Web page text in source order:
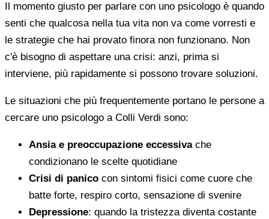
Il momento giusto per parlare con uno psicologo è quando
senti che qualcosa nella tua vita non va come vorresti e
le strategie che hai provato finora non funzionano. Non
c'è bisogno di aspettare una crisi: anzi, prima si
interviene, più rapidamente si possono trovare soluzioni.
Le situazioni che più frequentemente portano le persone a
cercare uno psicologo a Colli Verdi sono:
Ansia e preoccupazione eccessivache
condizionano le scelte quotidiane
Crisi di panico con sintomi fisici come cuore che
batte forte, respiro corto, sensazione di svenire
Depressione: quando la tristezza diventa costante